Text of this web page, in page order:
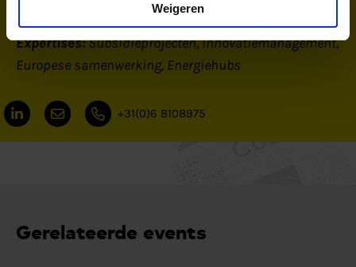
Weigeren
Expertises:Subsidieprojecten Innovatiemanagement
Europese samenwerking Energiehubs
+31(0)6 8108975
Gerelateerde events